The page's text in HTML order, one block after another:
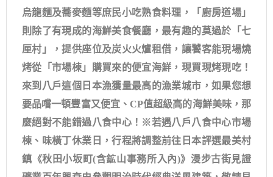
烏龍麵及蕎麥麵等庶民小吃熟食料理，「廚房道場」
則除了有現成的海鮮美食餐廳，最有趣的莫過於「七
厘村」，提供座位及炭火火爐租借，讓饕客能現場燒
烤從「市場棟」購買來的便宜海鮮，現買現烤現吃！
來到八戶這個日本漁獲量最高的漁業城市，如果您想
要品嚐一頓豐富又便宜、CP值超級高的海鮮美味，那
麼絕對不能錯過八食中心！※若遇八戶八食中心市場
棟、味橫丁休業日，行程將調整前往日本評選最美村
鎮《秋田小坂町(含鉱山事務所入內)》漫步古街見證